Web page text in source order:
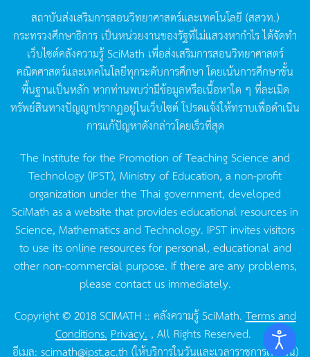
สถาบันส่งเสริมการสอนวิทยาศาสตร์และเทคโนโลยี (สสวท.)
กระทรวงศึกษาธิการ เป็นหน่วยงานของรัฐที่ไม่แสวงหากำไรได้จัดทำ
เว็บไซต์คลังความรู้SciMath เพื่อส่งเสริมการสอนวิทยาศาสตร์
คณิตศาสตร์และเทคโนโลยีทุกระดับการศึกษา โดยเน้นการศึกษาขั้น
พื้นฐานเป็นหลัก หากท่านพบว่ามีข้อมูลหรือเนื้อหาใด ๆ ที่ละเมิด
ทรัพย์สินทางปัญญาปรากฏอยู่ในเว็บไซต์โปรดแจ้งให้ทราบเพื่อดำเนิน
การแก้ปัญหาดังกล่าวโดยเร็วที่สุด
The Institute for the Promotion of Teaching Science and
Technology (IPST), Ministry of Education, a non-profit
organization under the Thai government, developed
SciMath as a website that provides educational resources in
Science, Mathematics and Technology. IPST invites visitors
to use its online resources for personal, educational and
other non-commercial purpose. If there are any problems,
please contact us immediately.
Copyright © 2018 SCIMATH :: คลังความรู้ SciMath.Terms and
Conditions. Privacy. , All Rights Reserved.
อีเมล: scimath@ipst.ac.th (ให้บริการในวันและเวลาราชการเท่านั้น)